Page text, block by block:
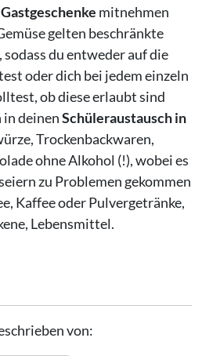
mitnehmen
gelten beschränkte
du entweder auf die
oder dich bei jedem einzeln
ob diese erlaubt sind
deinenSchüleraustausch in
Trockenbackwaren,
ohne Alkohol (!), wobei es
zu Problemen gekommen
Kaffee oder Pulvergetränke,
Lebensmittel.
von: